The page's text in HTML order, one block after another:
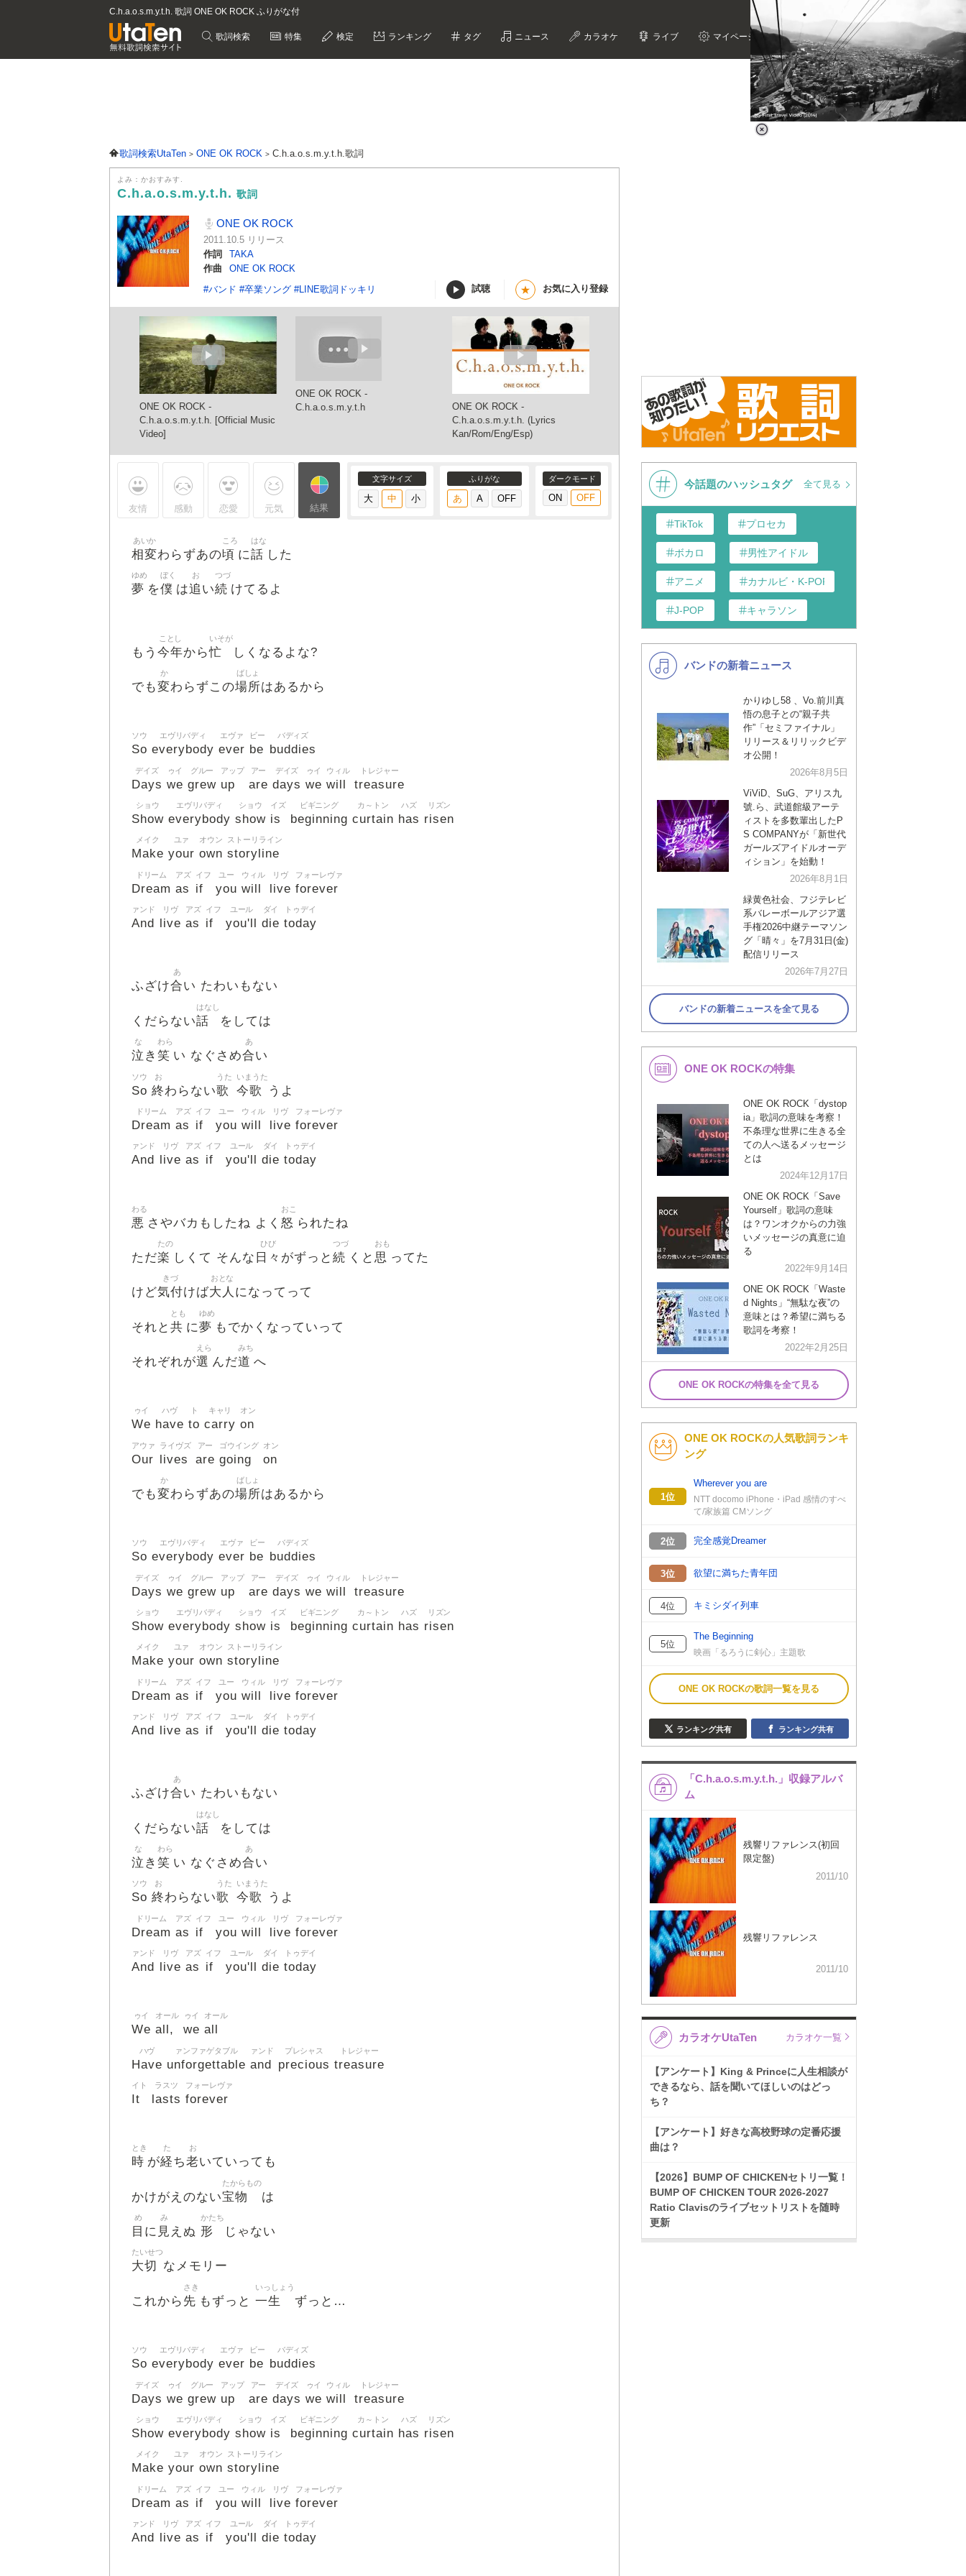
C.h.a.o.s.m.y.t.h. 歌詞 ONE OK ROCK ふりがな付
歌詞検索 特集 検定 ランキング タグ ニュース カラオケ ライブ マイページ
歌詞検索UtaTen ONE OK ROCK C.h.a.o.s.m.y.t.h.歌詞
よみ：かおすみす.
C.h.a.o.s.m.y.t.h. 歌詞
ONE OK ROCK
2011.10.5 リリース
作詞
TAKA
作曲
ONE OK ROCK
#バンド #卒業ソング #LINE歌詞ドッキリ 試聴 ★ お気に入り登録
ONE OK ROCK -
C.h.a.o.s.m.y.t.h. [Official Music
Video]
ONE OK ROCK -
C.h.a.o.s.m.y.t.h
ONE OK ROCK -
C.h.a.o.s.m.y.t.h. (Lyrics
Kan/Rom/Eng/Esp)
ONE OK ROCK -
C.h.a.o.s.m.y.t.h. [Official Music
ONE OK ROCK -
C.h.a.o.s.m.y.t.h
友情 感動 恋愛 元気 結果
文字サイズ ふりがな ダークモード
相変
あいか
わらずあの頃
ころ
に話
はな
した
夢
ゆめ
を僕
ぼく
は追
お
い続
つづ
けてるよ
もう 今年
ことし
から忙
いそが
しくなるよな?
でも変
か
わらずこの場所
ばしょ
はあるから
So
ソウ
everybody
エヴリバディ
ever
エヴァ
be
ビー
buddies
バディズ
Days
デイズ
we
ゥイ
grew
グルー
up
アップ
are
アー
days
デイズ
we
ゥイ
will
ウィル
treasure
トレジャー
Show
ショウ
everybody
エヴリバディ
show
ショウ
is
イズ
beginning
ビギニング
curtain
カ～トン
has
ハズ
risen
リズン
Make
メイク
your
ユァ
own
オウン
storyline
ストーリライン
Dream
ドリーム
as
アズ
if
イフ
you
ユー
will
ウィル
live
リヴ
forever
フォーレヴァ
And
ァンド
live
リヴ
as
アズ
if
イフ
you'll
ユール
die
ダイ
today
トゥデイ
ふざけ合
あ
い たわいもない
くだらない話
はなし
をしては
泣
な
き 笑
わら
い なぐさめ合
あ
い
So
ソウ
終
お
わらない歌
うた
今歌
いまうた
うよ
Dream
ドリーム
as
アズ
if
イフ
you
ユー
will
ウィル
live
リヴ
forever
フォーレヴァ
And
ァンド
live
リヴ
as
アズ
if
イフ
you'll
ユール
die
ダイ
today
トゥデイ
悪
わる
さやバカもしたね よく 怒
おこ
られたね
ただ楽
たの
しくて そんな 日々
ひび
がずっと 続
つづ
くと 思
おも
ってた
けど気付
きづ
けば大人
おとな
になってって
それと 共
とも
に夢
ゆめ
もでかくなっていって
それぞれが選
えら
んだ道
みち
へ
We
ゥイ
have
ハヴ
to
ト
carry
キャリ
on
オン
Our
アウァ
lives
ライヴズ
are
アー
going
ゴウイング
on
オン
でも変
か
わらずあの場所
ばしょ
はあるから
So
ソウ
everybody
エヴリバディ
ever
エヴァ
be
ビー
buddies
バディズ
Days
デイズ
we
ゥイ
grew
グルー
up
アップ
are
アー
days
デイズ
we
ゥイ
will
ウィル
treasure
トレジャー
Show
ショウ
everybody
エヴリバディ
show
ショウ
is
イズ
beginning
ビギニング
curtain
カ～トン
has
ハズ
risen
リズン
Make
メイク
your
ユァ
own
オウン
storyline
ストーリライン
Dream
ドリーム
as
アズ
if
イフ
you
ユー
will
ウィル
live
リヴ
forever
フォーレヴァ
And
ァンド
live
リヴ
as
アズ
if
イフ
you'll
ユール
die
ダイ
today
トゥデイ
ふざけ合
あ
い たわいもない
くだらない話
はなし
をしては
泣
な
き 笑
わら
い なぐさめ合
あ
い
So
ソウ
終
お
わらない歌
うた
今歌
いまうた
うよ
Dream
ドリーム
as
アズ
if
イフ
you
ユー
will
ウィル
live
リヴ
forever
フォーレヴァ
And
ァンド
live
リヴ
as
アズ
if
イフ
you'll
ユール
die
ダイ
today
トゥデイ
We
ゥイ
all,
オール
we
ゥイ
all
オール
Have
ハヴ
unforgettable
ァンファゲタブル
and
ァンド
precious
プレシャス
treasure
トレジャー
It
イト
lasts
ラスツ
forever
フォーレヴァ
時
とき
が経
た
ち老
お
いていっても
かけがえのない宝物
たからもの
は
目
め
に 見
み
えぬ 形
かたち
じゃない
大切
たいせつ
なメモリー
これから 先
さき
もずっと 一生
いっしょう
ずっと…
So
ソウ
everybody
エヴリバディ
ever
エヴァ
be
ビー
buddies
バディズ
Days
デイズ
we
ゥイ
grew
グルー
up
アップ
are
アー
days
デイズ
we
ゥイ
will
ウィル
treasure
トレジャー
Show
ショウ
everybody
エヴリバディ
show
ショウ
is
イズ
beginning
ビギニング
curtain
カ～トン
has
ハズ
risen
リズン
Make
メイク
your
ユァ
own
オウン
storyline
ストーリライン
Dream
ドリーム
as
アズ
if
イフ
you
ユー
will
ウィル
live
リヴ
forever
フォーレヴァ
And
ァンド
live
リヴ
as
アズ
if
イフ
you'll
ユール
die
ダイ
today
トゥデイ
Loaded:
今話題のハッシュタグ 全て見る
TikTok プロセカ
ボカロ 男性アイドル
アニメ カナルビ・K-POP和訳
J-POP キャラソン
K-POP バンド
洋楽
VTuber ディズニー
バンドの新着ニュース
かりゆし58 、Vo.前川真
悟の息子との“親子共
作”「セミファイナル」
リリース＆リリックビデ
オ公開！
2026年8月5日
ViViD、SuG、アリス九
號.ら、武道館級アーテ
ィストを多数輩出したP
S COMPANYが「新世代
ガールズアイドルオーデ
ィション」を始動！
2026年8月1日
緑黄色社会、フジテレビ
系バレーボールアジア選
手権2026中継テーマソン
グ「晴々」を7月31日(金)
配信リリース
2026年7月27日
バンドの新着ニュースを全て見る
ONE OK ROCKの特集
ONE OK ROCK「dystop
ia」歌詞の意味を考察！
不条理な世界に生きる全
ての人へ送るメッセージ
とは
2024年12月17日
ONE OK ROCK「Save
Yourself」歌詞の意味
は？ワンオクからの力強
いメッセージの真意に迫
る
2022年9月14日
ONE OK ROCK「Waste
d Nights」“無駄な夜”の
意味とは？希望に満ちる
歌詞を考察！
2022年2月25日
ONE OK ROCKの特集を全て見る
ONE OK ROCKの人気歌詞ランキ
ング
1位
Wherever you are
NTT docomo iPhone・iPad 感情のすべ
て/家族篇 CMソング
2位 完全感覚Dreamer
3位 欲望に満ちた青年団
4位 キミシダイ列車
5位
The Beginning
映画「るろうに剣心」主題歌
ONE OK ROCKの歌詞一覧を見る
ランキング共有 ランキング共有
「C.h.a.o.s.m.y.t.h.」収録アルバ
ム
残響リファレンス(初回
限定盤)
2011/10
残響リファレンス
2011/10
カラオケUtaTen カラオケ一覧
【アンケート】King & Princeに人生相談が
できるなら、話を聞いてほしいのはどっ
ち？
【アンケート】好きな高校野球の定番応援
曲は？
【2026】BUMP OF CHICKENセトリ一覧！
BUMP OF CHICKEN TOUR 2026-2027
Ratio Clavisのライブセットリストを随時
更新